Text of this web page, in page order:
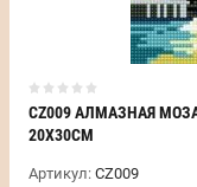
CZ009 АЛМАЗНАЯ
20Х30СМ
Артикул: CZ009